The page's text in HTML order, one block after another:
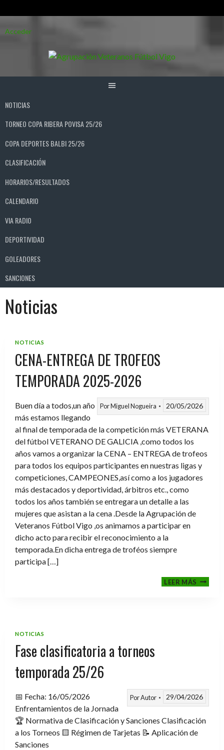
alAcceder
NOTICIAS
TORNEO COPA RIBERA POVISA 25/26
COPA DEPORTES BALBI 25/26
CLASIFICACIÓN
HORARIOS/RESULTADOS
CALENDARIO
VIA RADIO
DEPORTIVIDAD
GOLEADORES
SANCIONES
Noticias
NOTICIAS
CENA-ENTREGA DE TROFEOS
TEMPORADA 2025-2026
PorMiguel Nogueira 20/05/2026
Buen día a todos,un año
más estamos llegando
al final de temporada de la competición más VETERANA
del fútbol VETERANO DE GALICIA ,como todos los
años vamos a organizar la CENA – ENTREGA de trofeos
para todos los equipos participantes en nuestras ligas y
competiciones, CAMPEONES,así como a los jugadores
más destacados y deportividad, árbitros etc., como
todos los años también se entregara un detalle a las
mujeres que asistan a la cena .Desde la Agrupación de
Veteranos Fútbol Vigo ,os animamos a participar en
dicho acto para recibir el reconocimiento a la
temporada.En dicha entrega de troféos siempre
participa […]
LEER MÁSCENA-
NOTICIAS
Fase clasificatoria a torneos
temporada 25/26
PorAutor 29/04/2026
📅 Fecha: 16/05/2026
Enfrentamientos de la Jornada
🏆 Normativa de Clasificación y Sanciones Clasificación
a los Torneos 🟨 Régimen de Tarjetas 📝 Aplicación de
Sanciones